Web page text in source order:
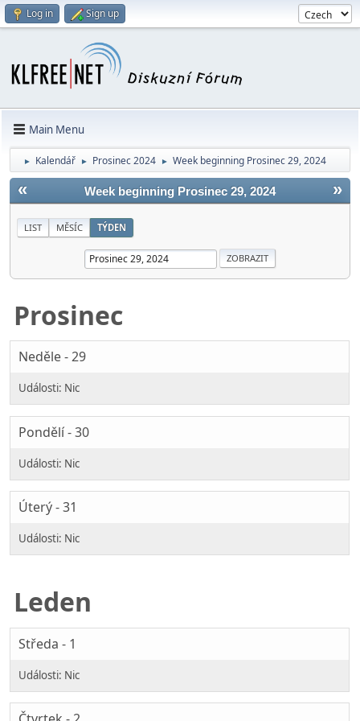
Log in Sign up
Main Menu
► Kalendář ► Prosinec 2024 ► Week beginning Prosinec 29, 2024
« »
Week beginning Prosinec 29, 2024
LIST MĚSÍC TÝDEN
Prosinec
Neděle - 29
Pondělí - 30
Úterý - 31
Leden
Středa - 1